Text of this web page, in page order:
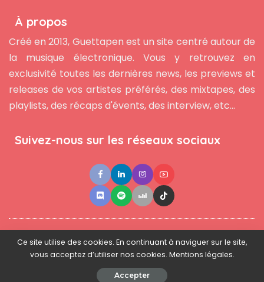
À propos
Créé en 2013, Guettapen est un site centré autour de
la musique électronique. Vous y retrouvez en
exclusivité toutes les dernières news, les previews et
releases de vos artistes préférés, des mixtapes, des
playlists, des récaps d'évents, des interview, etc...
Suivez-nous sur les réseaux sociaux
Contact ●Newsletter ● L'équipe ● Mentions légales
© 2025 - www.guettapen.com - Tous droits réservés.
Ce site utilise des cookies. En continuant à naviguer sur le site,
vous acceptez d’utiliser nos cookies. Mentions légales.
Accepter